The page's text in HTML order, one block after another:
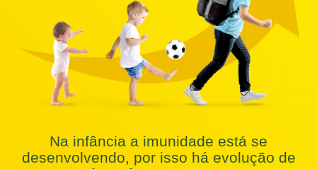
Na infância a imunidade está se
desenvolvendo, por isso há evolução de